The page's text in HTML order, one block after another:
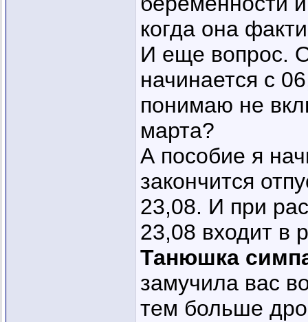
когда она
И еще вопрос.
начинается с
понимаю не
марта?
А пособие я
закончится
23,08. И при
23,08 входит в
Танюшка
замучила вас
тем больше